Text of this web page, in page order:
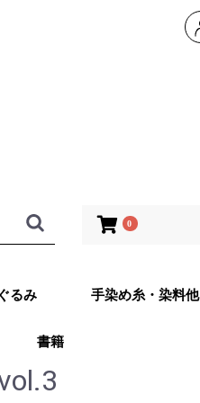
0
るみ
デザイン 武
ト
もこのカメレ
あみぐるみ
手染め糸・染料他
書籍